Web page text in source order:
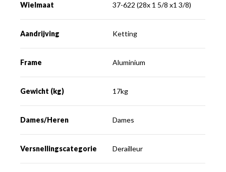
Wielmaat 37-622 (28x 1 5/8 x1 3/8)
Aandrijving Ketting
Frame Aluminium
Gewicht (kg) 17kg
Dames/Heren Dames
Versnellingscategorie Derailleur